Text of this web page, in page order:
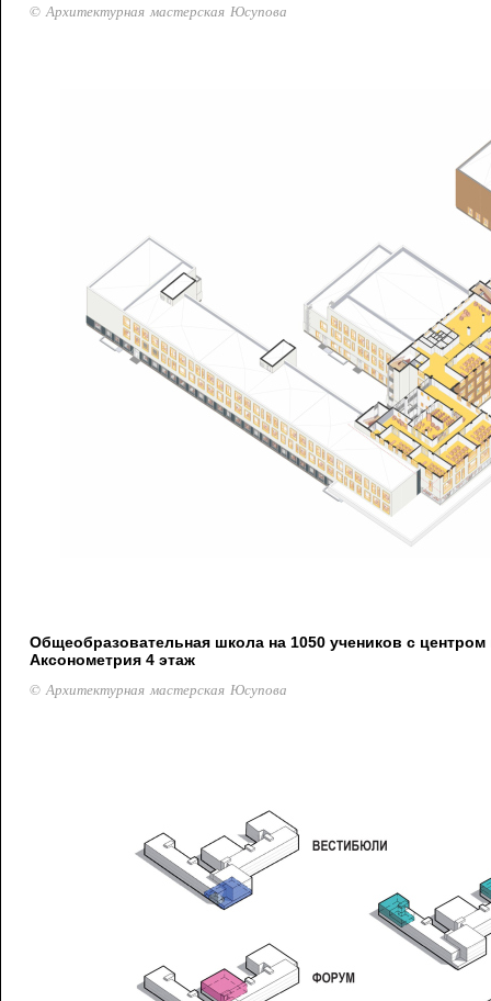
© Архитектурная мастерская Юсупова
Общеобразовательная школа на 1050 учеников с центром
Аксонометрия 4 этаж
© Архитектурная мастерская Юсупова